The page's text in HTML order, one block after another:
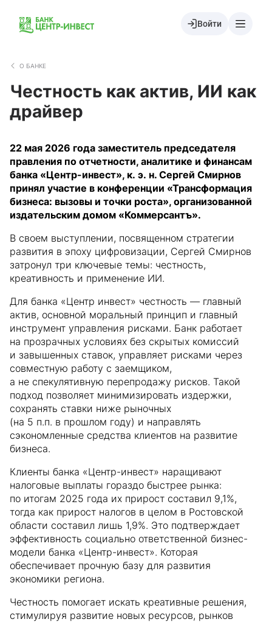
Войти
О БАНКЕ
Честность как актив, ИИ как
драйвер
22 мая 2026 года заместитель председателя
правления по отчетности, аналитике и финансам
банка «Центр-инвест», к. э. н. Сергей Смирнов
принял участие в конференции «Трансформация
бизнеса: вызовы и точки роста», организованной
издательским домом «Коммерсантъ».
В своем выступлении, посвященном стратегии
развития в эпоху цифровизации, Сергей Смирнов
затронул три ключевые темы: честность,
креативность и применение ИИ.
Для банка «Центр инвест» честность — главный
актив, основной моральный принцип и главный
инструмент управления рисками. Банк работает
на прозрачных условиях без скрытых комиссий
и завышенных ставок, управляет рисками через
совместную работу с заемщиком,
а не спекулятивную перепродажу рисков. Такой
подход позволяет минимизировать издержки,
сохранять ставки ниже рыночных
(на 5 п.п. в прошлом году) и направлять
сэкономленные средства клиентов на развитие
бизнеса.
Клиенты банка «Центр-инвест» наращивают
налоговые выплаты гораздо быстрее рынка:
по итогам 2025 года их прирост составил 9,1%,
тогда как прирост налогов в целом в Ростовской
области составил лишь 1,9%. Это подтверждает
эффективность социально ответственной бизнес-
модели банка «Центр-инвест». Которая
обеспечивает прочную базу для развития
экономики региона.
Честность помогает искать креативные решения,
стимулируя развитие новых ресурсов, рынков